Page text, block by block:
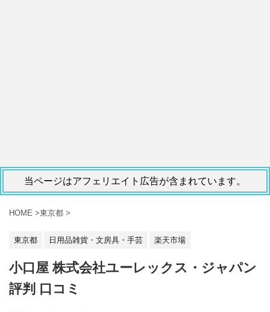
当ページはアフェリエイト広告が含まれています。
HOME >東京都 >
東京都 日用品雑貨・文房具・手芸 楽天市場
小口屋 株式会社ユーレックス・ジャパン
評判 口コミ